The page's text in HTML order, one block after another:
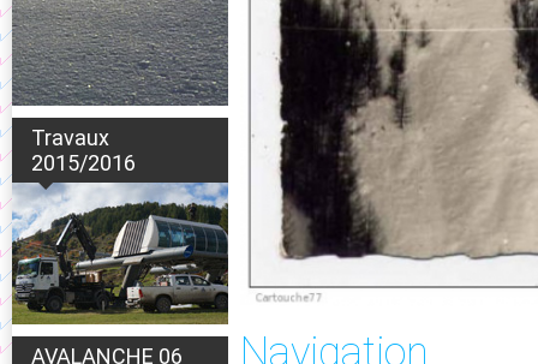
Travaux
2015/2016
AVALANCHE 06
Navigation